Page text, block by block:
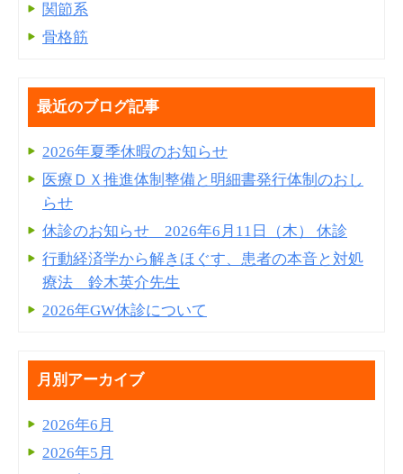
関節系
骨格筋
最近のブログ記事
2026年夏季休暇のお知らせ
医療ＤＸ推進体制整備と明細書発⾏体制のおし
らせ
休診のお知らせ 2026年6月11日（木） 休診
行動経済学から解きほぐす、患者の本音と対処
療法 鈴木英介先生
2026年GW休診について
月別アーカイブ
2026年6月
2026年5月